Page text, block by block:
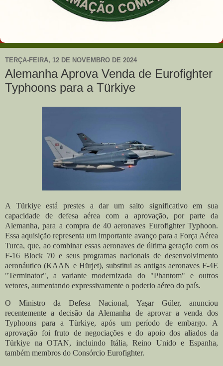
TERÇA-FEIRA, 12 DE NOVEMBRO DE 2024
Alemanha Aprova Venda de Eurofighter
Typhoons para a Türkiye
A Türkiye está prestes a dar um salto significativo em sua
capacidade de defesa aérea com a aprovação, por parte da
Alemanha, para a compra de 40 aeronaves Eurofighter Typhoon.
Essa aquisição representa um importante avanço para a Força Aérea
Turca, que, ao combinar essas aeronaves de última geração com os
F-16 Block 70 e seus programas nacionais de desenvolvimento
aeronáutico (KAAN e Hürjet), substitui as antigas aeronaves F-4E
"Terminator", a variante modernizada do "Phantom" e outros
vetores, aumentando expressivamente o poderio aéreo do país.
O Ministro da Defesa Nacional, Yaşar Güler, anunciou
recentemente a decisão da Alemanha de aprovar a venda dos
Typhoons para a Türkiye, após um período de embargo. A
aprovação foi fruto de negociações e do apoio dos aliados da
Türkiye na OTAN, incluindo Itália, Reino Unido e Espanha,
também membros do Consórcio Eurofighter.